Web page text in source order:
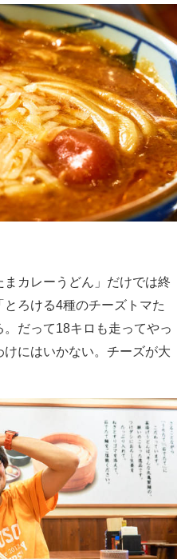
カレーうどん」だけでは終
ろける4種のチーズトマた
だって18キロも走ってやっ
にはいかない。チーズが大